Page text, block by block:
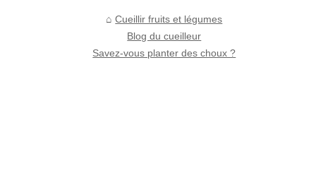
Cueillir fruits et légumes
Blog du cueilleur
Savez-vous planter des choux ?